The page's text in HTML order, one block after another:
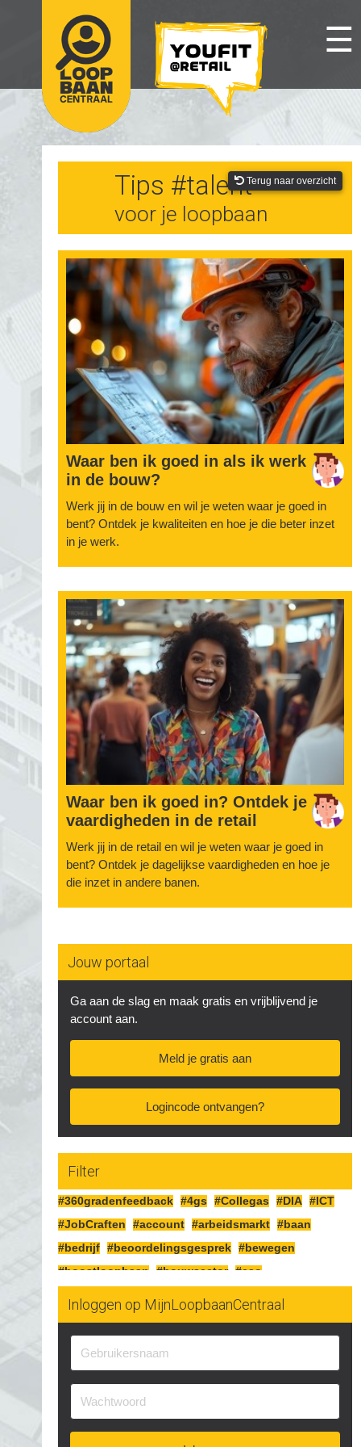
☰
Tips #talent
voor je loopbaan
Terug naar overzicht
Waar ben ik goed in als ik werk
in de bouw?
Werk jij in de bouw en wil je weten waar je goed in
bent? Ontdek je kwaliteiten en hoe je die beter inzet
in je werk.
Waar ben ik goed in? Ontdek je
vaardigheden in de retail
Werk jij in de retail en wil je weten waar je goed in
bent? Ontdek je dagelijkse vaardigheden en hoe je
die inzet in andere banen.
Jouw portaal
Ga aan de slag en maak gratis en vrijblijvend je
account aan.
Meld je gratis aan
Logincode ontvangen?
Filter
#360gradenfeedback #4gs #Collegas #DIA #ICT
#JobCraften
#account #arbeidsmarkt #baan
#bedrijf #beoordelingsgesprek #bewegen
#boostloopbaan #bouwsector #cao
#doorgaan
#experimenteren
#financiën
#jobcraften #jobcrafting #jobcraftingstechnieken
Inloggen op MijnLoopbaanCentraal